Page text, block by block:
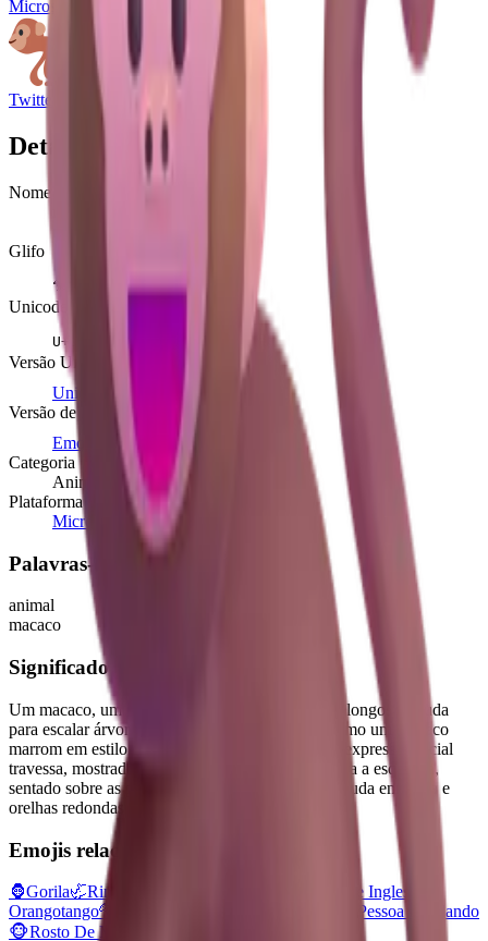
Microsoft Emoji
Twitter Emoji
Detalhes
Nome
Glifo
🐒
Unicode
U+
Versão Unicode
Unicode 6.0
Versão de lançamento
Emoji 0.6 (2015)
Categoria
Animais e Natureza
Plataforma
Microsoft 3D Fluent Emoji
Palavras-chave
animal
macaco
Significado
Um macaco, um pequeno primata com membros longos e cauda
para escalar árvores. Geralmente representado como um macaco
marrom em estilo de desenho animado com uma expressão facial
travessa, mostrado em perfil completo voltado para a esquerda,
sentado sobre as patas traseiras com uma longa cauda enrolada e
orelhas redondas.
Emojis relacionados
🦍Gorila🦏Rinoceronte Chave Inglesa
Orangotango🐅
Pessoa Escalando
🐵Rosto De Macaco